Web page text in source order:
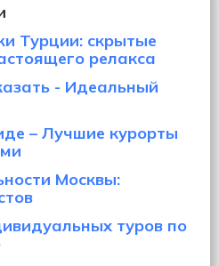
Турции: скрытые
релакса
- Идеальный
– Лучшие курорты
Москвы:
туров по